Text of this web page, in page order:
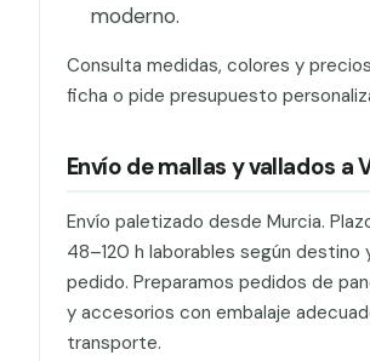
moderno.
Consulta medidas, colores y
ficha o pide presupuesto
Envío de mallas y vallados a
Envío paletizado desde Murcia.
48–120 h laborables según destino
pedido. Preparamos pedidos de
y accesorios con embalaje
transporte.